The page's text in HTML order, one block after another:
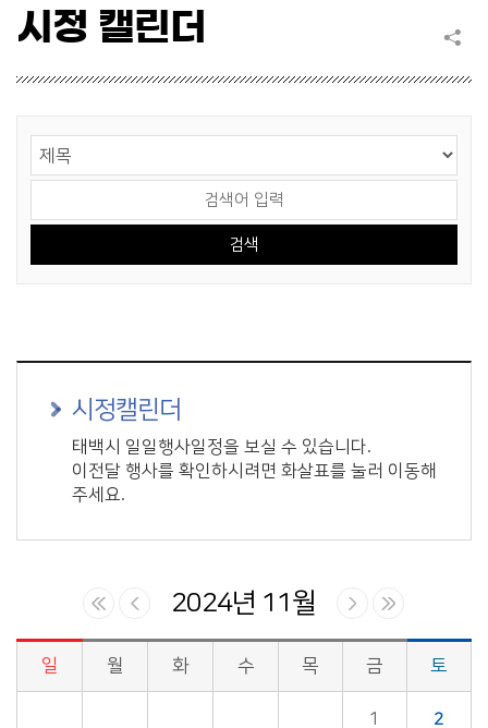
시정 캘린더
시정캘린더
태백시 일일행사일정을 보실 수 있습니다.
이전달 행사를 확인하시려면 화살표를 눌러 이동해
주세요.
2024년 11월
시정소식>시정 캘린더 게시판의 (2024년 11월) 달력형태로 일정명, 일정내용을 제공합니다.
일 월 화 수 목 금 토
1 2